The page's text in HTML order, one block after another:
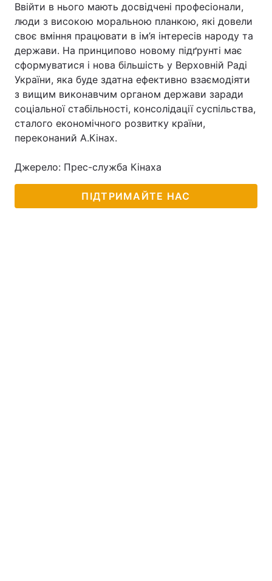
Зброя Інциденти
Цікавинки Погода
Екологія Регіони
Лонгріди
Інтерв'ю Думки
Ввійти в нього мають досвідчені професіонали,
люди з високою моральною планкою, які довели
своє вміння працювати в ім’я інтересів народу та
держави. На принципово новому підґрунті має
сформуватися і нова більшість у Верховній Раді
України, яка буде здатна ефективно взаємодіяти
з вищим виконавчим органом держави заради
соціальної стабільності, консолідації суспільства,
сталого економічного розвитку країни,
переконаний А.Кінах.
Джерело: Прес-служба Кінаха
ПІДТРИМАЙТЕ НАС